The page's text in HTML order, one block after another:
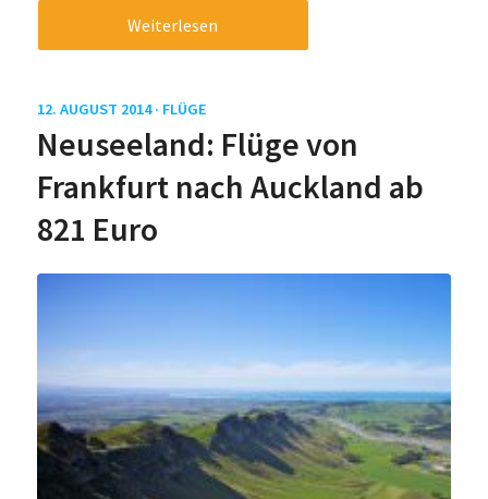
Weiterlesen
12. AUGUST 2014 · FLÜGE
Neuseeland: Flüge von
Frankfurt nach Auckland ab
821 Euro